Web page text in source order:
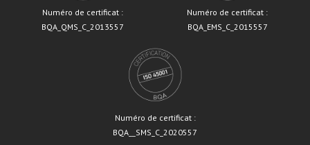
Numéro de certificat :
BQA_QMS_C_2013557
Numéro de certificat :
BQA_EMS_C_2015557
Numéro de certificat :
BQA__SMS_C_2020557